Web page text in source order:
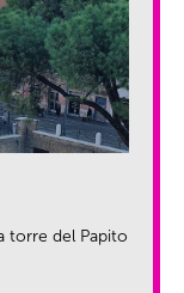
torre del Papito